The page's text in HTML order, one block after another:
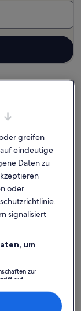
greifen
eindeutige
Daten zu
oder
signalisiert
um
zur
auf
von Inhalten,
von